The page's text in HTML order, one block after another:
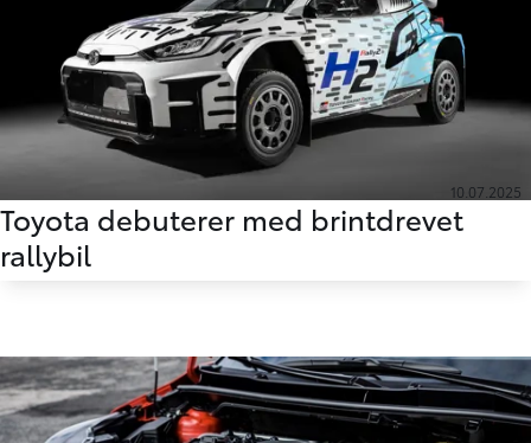
10.07.2025
Toyota debuterer med brintdrevet
rallybil